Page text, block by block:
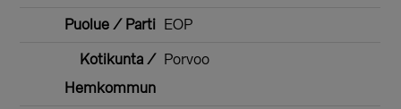
EOP
Porvoo